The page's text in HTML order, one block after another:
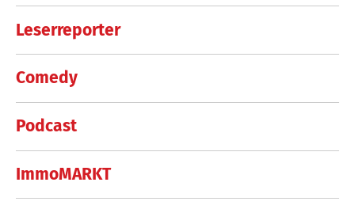
Leserreporter
Comedy
Podcast
ImmoMARKT